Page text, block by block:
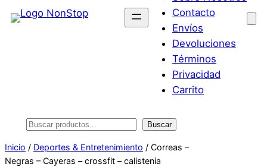
Contacto
Envíos
Devoluciones
Términos
Privacidad
Carrito
Buscar Buscar
Inicio / Deportes & Entretenimiento / Correas –
Negras – Cayeras – crossfit – calistenia